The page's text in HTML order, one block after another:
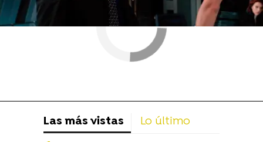
Las más vistas Lo último